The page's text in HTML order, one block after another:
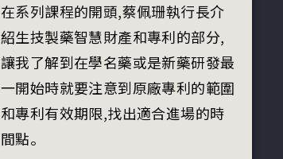
在系列課程的開頭,蔡佩珊執行長介
紹生技製藥智慧財產和專利的部分,
讓我了解到在學名藥或是新藥研發最
一開始時就要注意到原廠專利的範圍
和專利有效期限,找出適合進場的時
間點。